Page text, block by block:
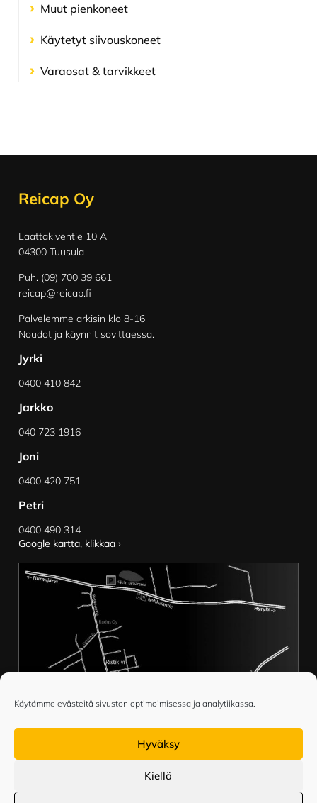
Käytämme evästeitä sivuston optimoimisessa ja analytiikassa.
Hyväksy
Kiellä
Muut pienkoneet
Käytetyt siivouskoneet
Varaosat & tarvikkeet
Reicap Oy
Laattakiventie 10 A
04300 Tuusula
Puh. (09) 700 39 661
reicap@reicap.fi
Palvelemme arkisin klo 8-16
Noudot ja käynnit sovittaessa.
Jyrki
0400 410 842
Jarkko
040 723 1916
Joni
0400 420 751
Petri
0400 490 314
Google kartta, klikkaa ›